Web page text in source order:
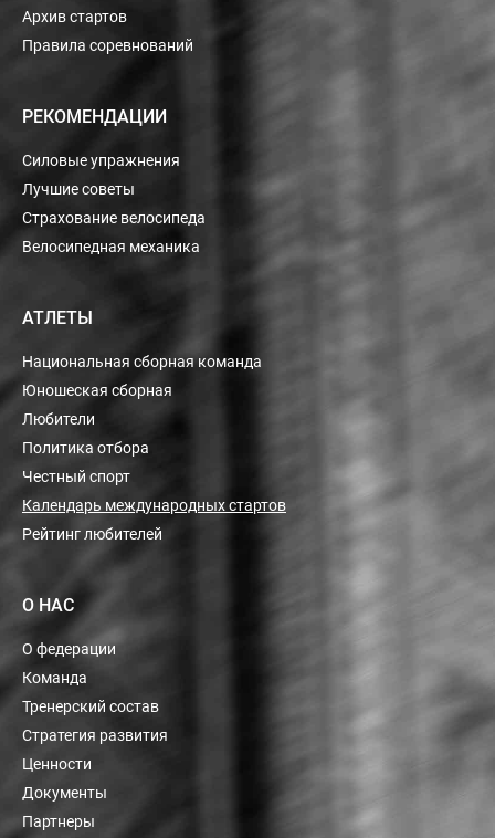
Архив стартов
Правила соревнований
РЕКОМЕНДАЦИИ
Силовые упражнения
Лучшие советы
Страхование велосипеда
Велосипедная механика
АТЛЕТЫ
Национальная сборная команда
Юношеская сборная
Любители
Политика отбора
Честный спорт
Календарь международных стартов
Рейтинг любителей
О НАС
О федерации
Команда
Тренерский состав
Стратегия развития
Ценности
Документы
Партнеры